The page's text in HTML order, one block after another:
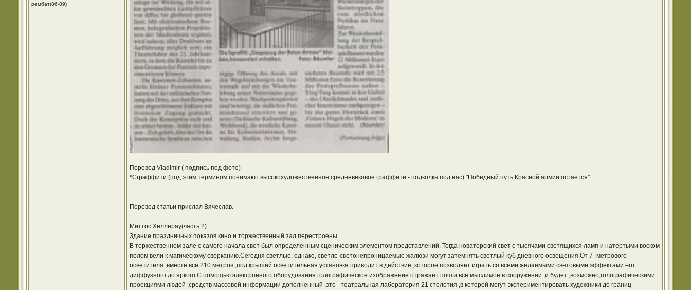
рембат(86-89)
Перевод Vladimir ( подпись под фото)
*Сграффити (под этим термином понимают высокохудожественное средневековое граффити - подколка под нас) "Победный путь Красной армии остаётся".
Перевод статьи прислал Вячеслав.
Миттос Хеллерау(часть 2).
Здание праздничных показов кино и торжественный зал перестроены.
В торжественном зале с самого начала свет был определенным сценическим элементом представлений. Тогда новаторский свет с тысячами светящихся ламп и натертыми воском
полом вели к магическому сверканию.Сегодня светлые, однако, светло-светонепроницаемые жалюзи могут затемнять светлый куб дневного освещения.От 7- метрового
осветителя ,вместе все 210 метров ,под крышей осветительная установка приводит в действие ,которое позволяет играть со всеми желаемыми световыми эффектами –от
диффузного до яркого.С помощью электронного оборудования голографическое изображение отражает почти все мыслимое в сооружении ,и будет ,возможно,голографическими
проекциями людей ,средств массовой информации дополненный ,это –театральная лаборатория 21 столетия ,в которой могут экспериментировать художники до границ